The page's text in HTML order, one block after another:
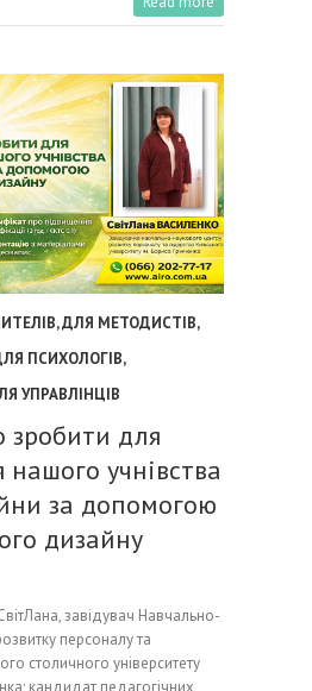
,ДЛЯ МЕТОДИСТІВ,
ПСИХОЛОГІВ,
УПРАВЛІНЦІВ
для
учнівства
за допомогою
дизайну
завідувач Навчально-
персоналу та
столичного університету
кандидат педагогічних